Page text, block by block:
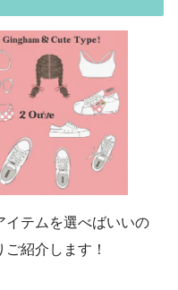
イテムを選べばいいの
紹介します！